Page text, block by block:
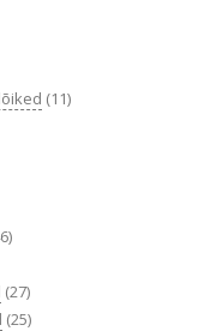
(11)
(27)
(25)